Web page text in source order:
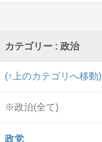
カテゴリー : 政治
(↑上のカテゴリへ移動)
※政治(全て)
政党